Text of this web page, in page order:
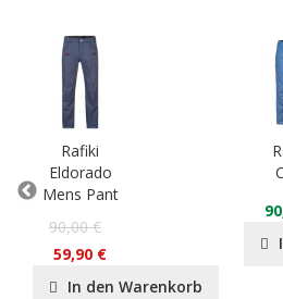
Rafiki
Eldorado
Mens Pant
90,00 €
59,90 €
In den Warenkorb